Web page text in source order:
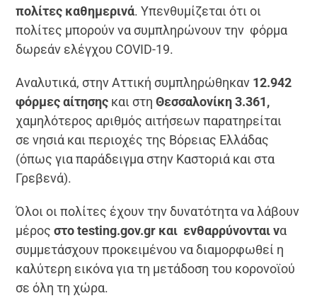
πολίτες καθημερινά. Υπενθυμίζεται ότι οι
πολίτες μπορούν να συμπληρώνουν την φόρμα
δωρεάν ελέγχου COVID-19.
Αναλυτικά, στην Αττική συμπληρώθηκαν 12.942
φόρμες αίτησης και στηΘεσσαλονίκη 3.361,
χαμηλότερος αριθμός αιτήσεων παρατηρείται
σε νησιά και περιοχές της Βόρειας Ελλάδας
(όπως για παράδειγμα στην Καστοριά και στα
Γρεβενά).
Όλοι οι πολίτες έχουν την δυνατότητα να λάβουν
μέροςστο testing.gov.gr και ενθαρρύνονται να
συμμετάσχουν προκειμένου να διαμορφωθεί η
καλύτερη εικόνα για τη μετάδοση του κορονοϊού
σε όλη τη χώρα.